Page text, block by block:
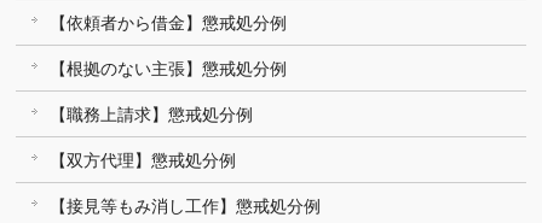
【依頼者から借金】懲戒処分例
【根拠のない主張】懲戒処分例
【職務上請求】懲戒処分例
【双方代理】懲戒処分例
【接見等もみ消し工作】懲戒処分例